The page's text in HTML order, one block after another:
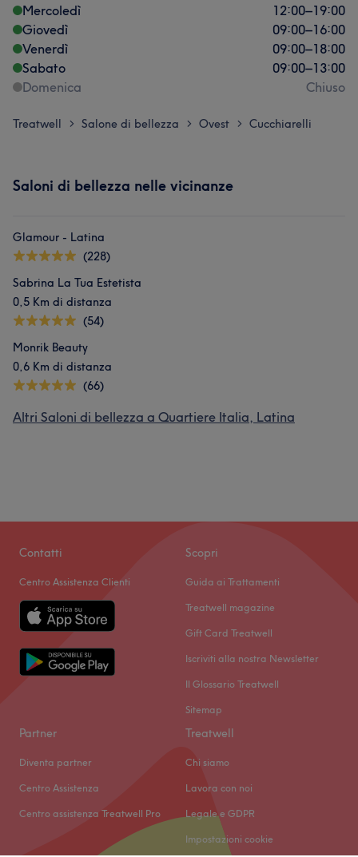
Mercoledì
12:00–19:00
Giovedì
09:00–16:00
Venerdì
09:00–18:00
Sabato
09:00–13:00
Domenica
Chiuso
Treatwell > Salone di bellezza > Ovest > Cucchiarelli
Saloni di bellezza nelle vicinanze
Glamour - Latina
(228)
Sabrina La Tua Estetista
0,5 Km di distanza
(54)
Monrik Beauty
0,6 Km di distanza
(66)
Altri Saloni di bellezza a Quartiere Italia, Latina
Contatti
Centro Assistenza Clienti
Scopri
Guida ai Trattamenti
Treatwell magazine
Gift Card Treatwell
Iscriviti alla nostra Newsletter
Il Glossario Treatwell
Sitemap
Partner
Diventa partner
Centro Assistenza
Centro assistenza Treatwell Pro
Treatwell
Chi siamo
Lavora con noi
Legale e GDPR
Impostazioni cookie